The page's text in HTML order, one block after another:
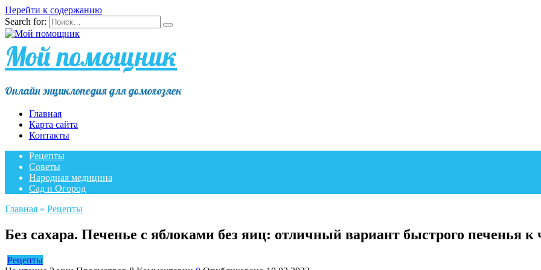
Перейти к содержанию
Search for:
Мой помощник
Онлайн энциклопедия для домохозяек
Главная
Карта сайта
Контакты
Рецепты
Советы
Народная медицина
Сад и Огород
Главная » Рецепты
Без сахара. Печенье с яблоками без яиц: отличный вариант быстрого печенья к
Рецепты